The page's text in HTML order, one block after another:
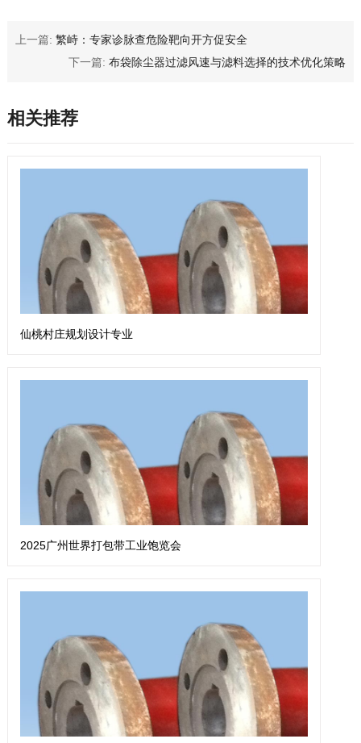
上一篇: 繁峙：专家诊脉查危险靶向开方促安全
下一篇:布袋除尘器过滤风速与滤料选择的技术优化策略
相关推荐
仙桃村庄规划设计专业
2025广州世界打包带工业饱览会